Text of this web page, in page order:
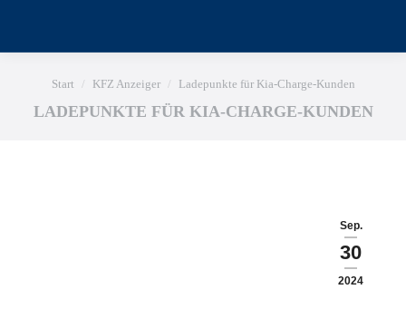
Sie befinden sich hier:
Start KFZ Anzeiger Ladepunkte für Kia-Charge-Kunden
LADEPUNKTE FÜR KIA-CHARGE-KUNDEN
Sep.
30
2024